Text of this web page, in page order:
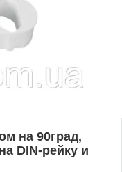
на 90град,
DIN-рейку и